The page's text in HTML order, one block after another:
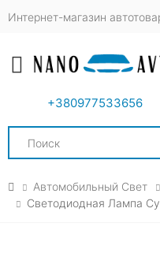
Интернет-магазин
Toggle mobile
+380977533656
Search
Автомобильный Свет
Светодиодная Лампа